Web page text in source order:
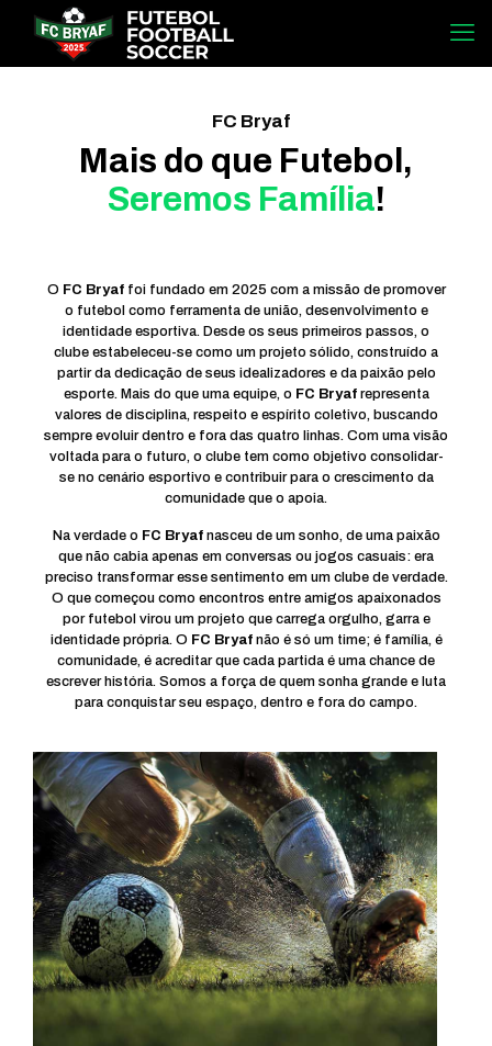
FC Bryaf
Mais do que Futebol,
Seremos Família!
O FC Bryaffoi fundado em 2025 com a missão de promover
o futebol como ferramenta de união, desenvolvimento e
identidade esportiva. Desde os seus primeiros passos, o
clube estabeleceu-se como um projeto sólido, construído a
partir da dedicação de seus idealizadores e da paixão pelo
esporte. Mais do que uma equipe, o FC Bryafrepresenta
valores de disciplina, respeito e espírito coletivo, buscando
sempre evoluir dentro e fora das quatro linhas. Com uma visão
voltada para o futuro, o clube tem como objetivo consolidar-
se no cenário esportivo e contribuir para o crescimento da
comunidade que o apoia.
Na verdade o FC Bryaf nasceu de um sonho, de uma paixão
que não cabia apenas em conversas ou jogos casuais: era
preciso transformar esse sentimento em um clube de verdade.
O que começou como encontros entre amigos apaixonados
por futebol virou um projeto que carrega orgulho, garra e
identidade própria. O FC Bryafnão é só um time; é família, é
comunidade, é acreditar que cada partida é uma chance de
escrever história. Somos a força de quem sonha grande e luta
para conquistar seu espaço, dentro e fora do campo.